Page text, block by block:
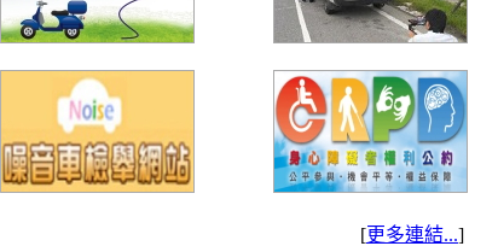
[更多連結...]